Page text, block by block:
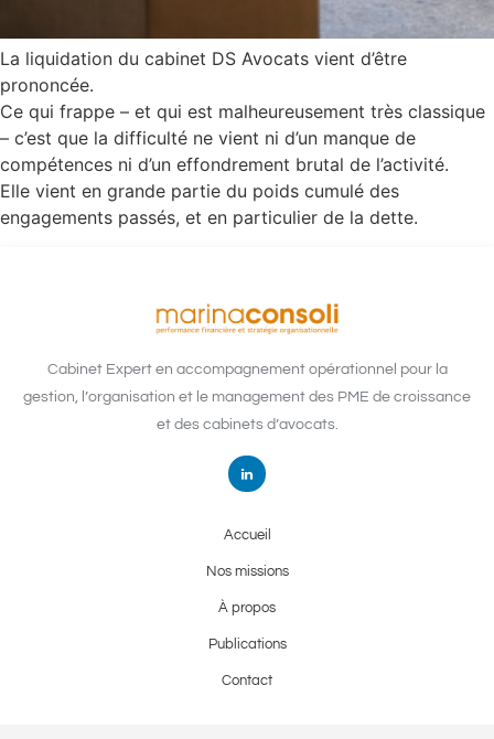
La liquidation du cabinet DS Avocats vient d’être
prononcée.
Ce qui frappe – et qui est malheureusement très classique
– c’est que la difficulté ne vient ni d’un manque de
compétences ni d’un effondrement brutal de l’activité.
Elle vient en grande partie du poids cumulé des
engagements passés, et en particulier de la dette.
Cabinet Expert en accompagnement opérationnel pour la
gestion, l’organisation et le management des PME de croissance
et des cabinets d’avocats.
Accueil
Nos missions
À propos
Publications
Contact